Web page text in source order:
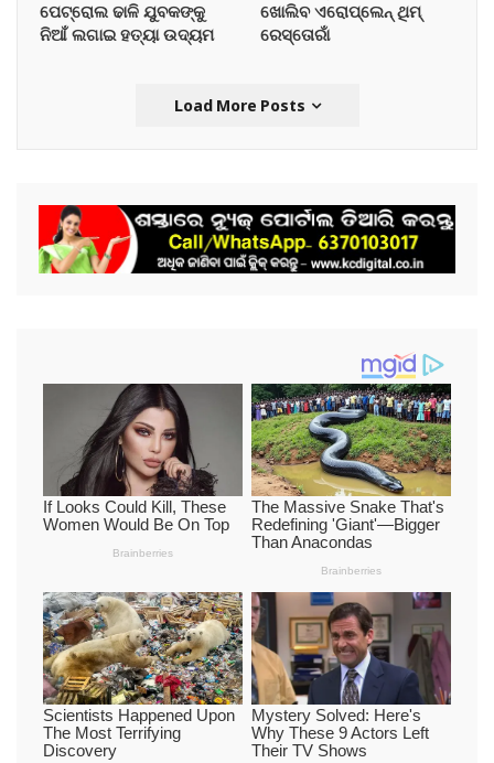
ପେଟ୍ରୋଲ ଢାଳି ଯୁବକଙ୍କୁ
ନିଆଁ ଲଗାଇ ହତ୍ୟା ଉଦ୍ୟମ
ଖୋଲିବ ଏରୋପ୍ଲେନ୍‌ ଥିମ୍‌
ରେସ୍ତୋରାଁ
Load More Posts